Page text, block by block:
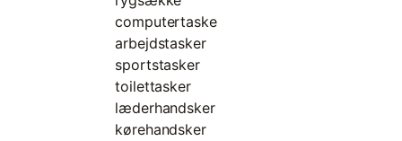
computertaske
arbejdstasker
sportstasker
toilettasker
læderhandsker
kørehandsker